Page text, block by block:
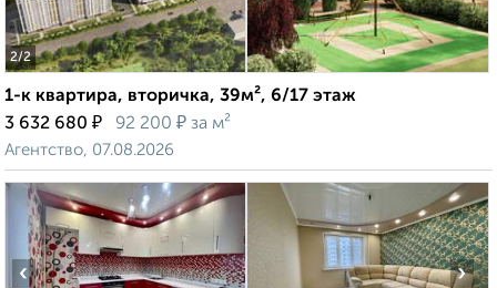
2/2
1-к квартира, вторичка, 39м², 6/17 этаж
3 632 680 ₽ 92 200 ₽ за м²
Агентство, 07.08.2026
‹ ›